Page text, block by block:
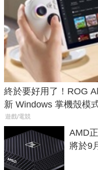
終於要好用了！ROG
新 Windows 掌機殼模
遊戲/電競
AMD
將於9